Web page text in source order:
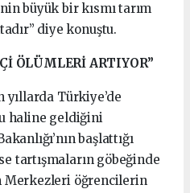
büyük bir kısmı tarım
diye konuştu.
ÖLÜMLERİ ARTIYOR”
yıllarda Türkiye’de
haline geldiğini
başlattığı
tartışmaların göbeğinde
Merkezleri öğrencilerin